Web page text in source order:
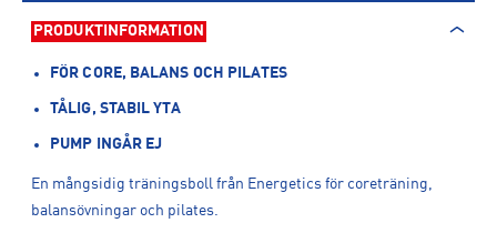
PRODUKTINFORMATION
FÖR CORE, BALANS OCH PILATES
TÅLIG, STABIL YTA
PUMP INGÅR EJ
En mångsidig träningsboll från Energetics för coreträning,
balansövningar och pilates.